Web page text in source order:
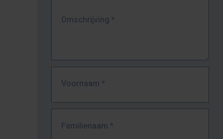
Omschrijving *
Voornaam *
Familienaam *